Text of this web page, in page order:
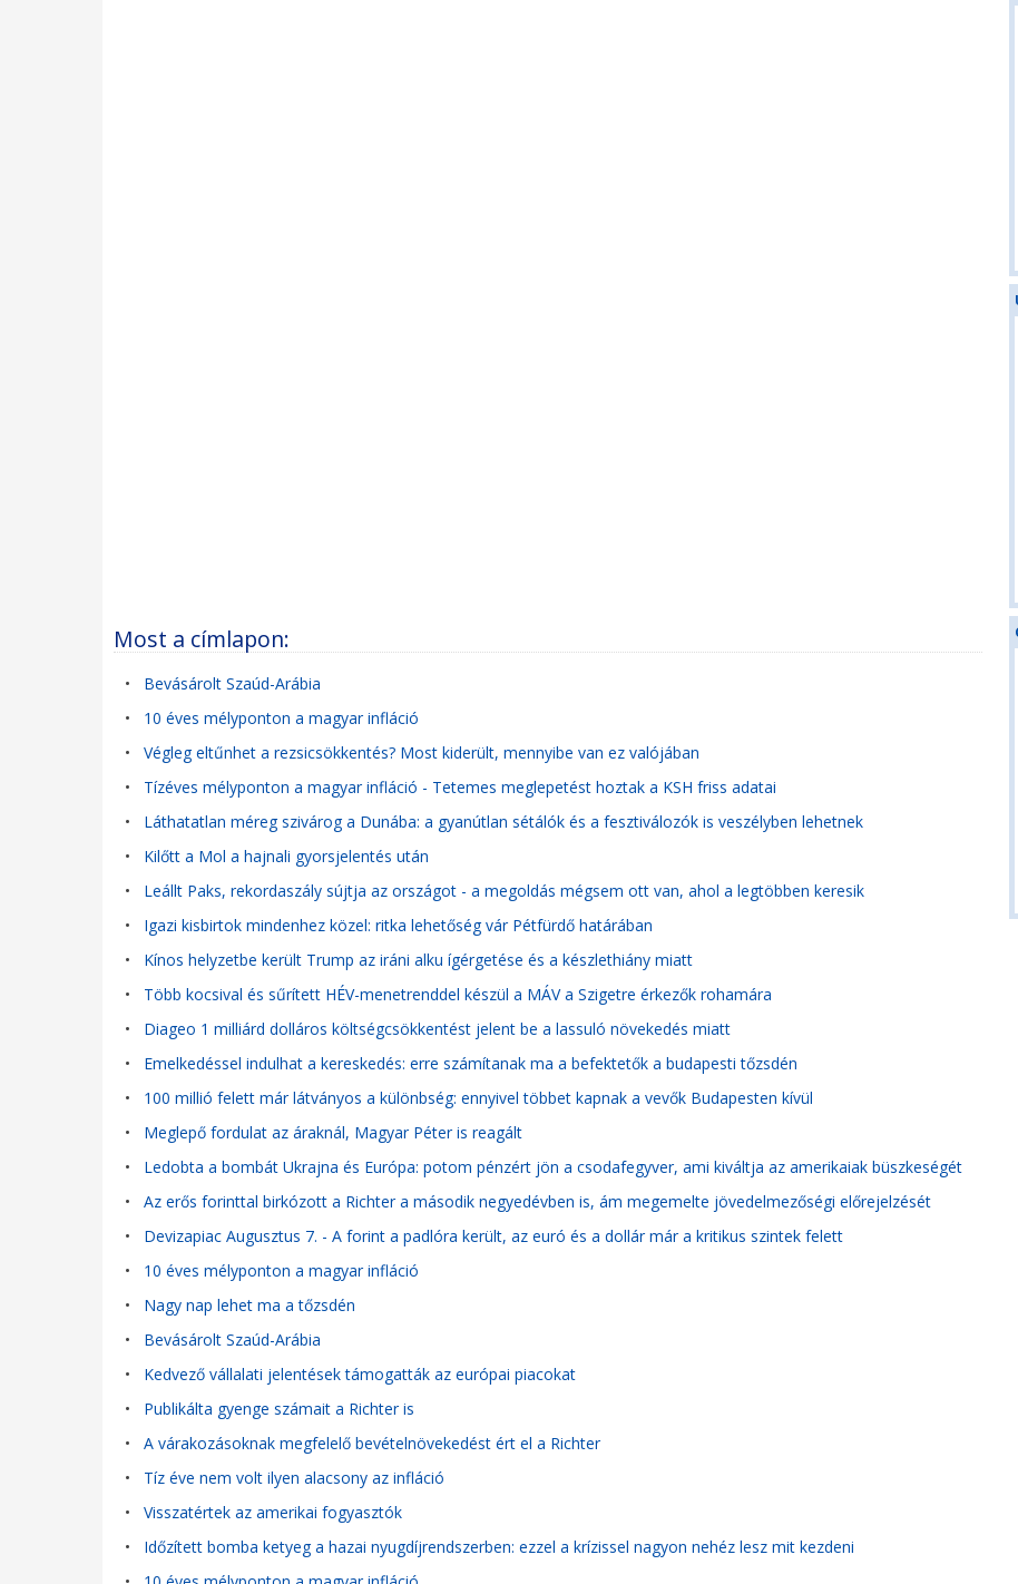
Most a címlapon:
• Bevásárolt Szaúd-Arábia
• 10 éves mélyponton a magyar infláció
• Végleg eltűnhet a rezsicsökkentés? Most kiderült, mennyibe van ez valójában
• Tízéves mélyponton a magyar infláció - Tetemes meglepetést hoztak a KSH friss adatai
• Láthatatlan méreg szivárog a Dunába: a gyanútlan sétálók és a fesztiválozók is veszélyben lehetnek
• Kilőtt a Mol a hajnali gyorsjelentés után
• Leállt Paks, rekordaszály sújtja az országot - a megoldás mégsem ott van, ahol a legtöbben keresik
• Igazi kisbirtok mindenhez közel: ritka lehetőség vár Pétfürdő határában
• Kínos helyzetbe került Trump az iráni alku ígérgetése és a készlethiány miatt
• Több kocsival és sűrített HÉV-menetrenddel készül a MÁV a Szigetre érkezők rohamára
• Diageo 1 milliárd dolláros költségcsökkentést jelent be a lassuló növekedés miatt
• Emelkedéssel indulhat a kereskedés: erre számítanak ma a befektetők a budapesti tőzsdén
• 100 millió felett már látványos a különbség: ennyivel többet kapnak a vevők Budapesten kívül
• Meglepő fordulat az áraknál, Magyar Péter is reagált
• Ledobta a bombát Ukrajna és Európa: potom pénzért jön a csodafegyver, ami kiváltja az amerikaiak büszkeségét
• Az erős forinttal birkózott a Richter a második negyedévben is, ám megemelte jövedelmezőségi előrejelzését
• Devizapiac Augusztus 7. - A forint a padlóra került, az euró és a dollár már a kritikus szintek felett
• 10 éves mélyponton a magyar infláció
• Nagy nap lehet ma a tőzsdén
• Bevásárolt Szaúd-Arábia
• Kedvező vállalati jelentések támogatták az európai piacokat
• Publikálta gyenge számait a Richter is
• A várakozásoknak megfelelő bevételnövekedést ért el a Richter
• Tíz éve nem volt ilyen alacsony az infláció
• Visszatértek az amerikai fogyasztók
• Időzített bomba ketyeg a hazai nyugdíjrendszerben: ezzel a krízissel nagyon nehéz lesz mit kezdeni